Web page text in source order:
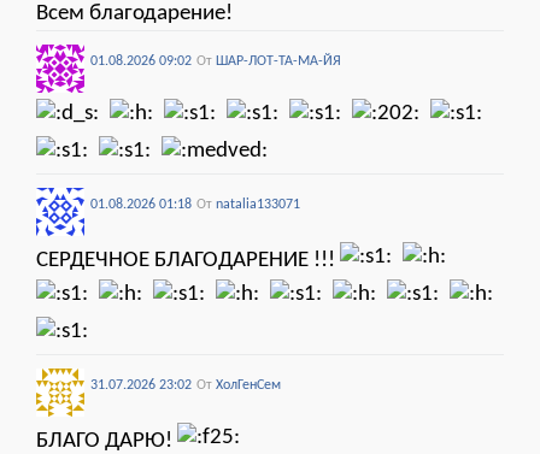
Всем благодарение!
01.08.2026 09:02 От ШАР-ЛОТ-ТА-МА-ЙЯ
01.08.2026 01:18 От natalia133071
СЕРДЕЧНОЕ БЛАГОДАРЕНИЕ !!!
31.07.2026 23:02 От ХолГенСем
БЛАГО ДАРЮ!